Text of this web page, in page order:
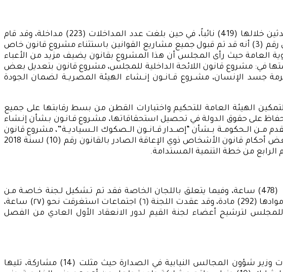
عقد مجلس الشيوخ خلال دور الانعقاد الأول (24) جلسة عامة امتدت لنحو (44) ساعة، وبلغ عدد المتحدثين خلالها (419) نائباً، في حين بلغت عدد المداخلات (223) مداخلة، وقد قام
المجلس في إطار تلك الجلسات على صعيد الأداء التشريعي بالنظر في (12) مشروع قانون ويوضح الشكل رقم (3) أنه قد تم قبول جميع مشاريع القوانين باستثناء مشروع قانون خاص
لسنة ١٩٨١م، والــمرتـبطة بـتعديل نظام الثانوية العامة حيث رأى المجلس أن هذا المشروع بقانون يضيف مزيد من الأعباء
في: مشروع قانون اللائحة الداخلية للمجلس، مشروع قانون بتعديل بعض
الإنسان، مشــروع قــانــون إنــشاء الهيئة المصريــة لضمان الجودة
القانون رقم (106) لعام 1973 والخاصة بالقطن وذلك لتمكين الهيئة العامة للتحكيم واختبارات القطن من بسط رقابتها على جميع
على حقوق الدولة في تحصيل استحقاقاتها، مشـروع قـانـون بـشأن إنـشاء
الــحكومــة بــشأن “إصــدار قــانــون الــصكوك الــسياديــة”، مشروع قانون
المالية العامة الموحد، مشروع قانون بإنــشاء صـندوق مواجهة الـطوارئ الـطبية، مشروع قانون بتعديل بعض أحكام قانون الأشخاص ذوي الإعاقة الصادر بالقانون رقم (10) لسنة 2018
الرابع من خطة التنمية المستدامة.
وقد عقدت اللجان النوعية (262) اجتماعاً لمباشرة أعمالها، وقد استغرقت هذه الاجتماعات ما يقرب من (478) ساعة، وفيما يتعلق باللجان الخاصة فقد تم تـشكيل لـجنة خـاصـة مـن
رئـيس ووكـيلي المجـلس وعـدد (٢٧) مـن الأعـضاء لإعـداد مشـروع الـلائـحة الـداخـلية للمجلس والتي بلغ عدد موادها (292) مادة، وقد عقدت اللجنة (٦) اجتماعات استغرقت نحو (٢٧) ساعة،
لترشيح أعضاء لجنة القيم لدور الانعقاد الأول العادي من الفصل
وقد شارك (13) وزير بالجلسات العامة واجتماعات اللجان النوعية بإجمالي (30) مشاركة، وتأتي مشاركات وزير شؤون المجالس النيابية في الصدارة حيث مثلت (14) مشاركة، تليها